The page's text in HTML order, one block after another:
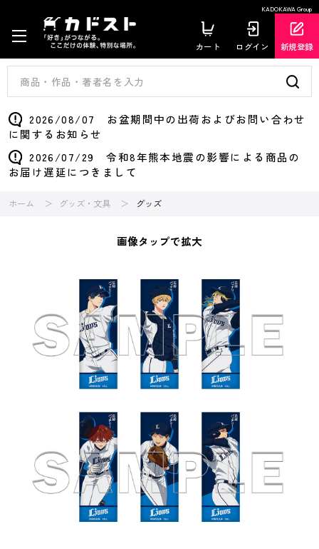
KADOKAWA Group
カート ログイン 新規登録
2026/08/07 お盆期間中の出荷およびお問い合わせ
に関するお知らせ
2026/07/29 令和8年熊本地震の影響による商品の
お届け遅延につきまして
ホーム グッズ・文具 グッズ
画像タップで拡大